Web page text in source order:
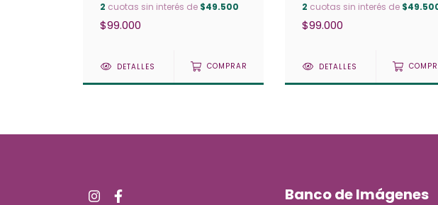
2 cuotas sin interés de $49.500
$99.000
DETALLES COMPRAR
2 cuotas sin interés de
$99.000
DETALLES
Banco de Imágenes